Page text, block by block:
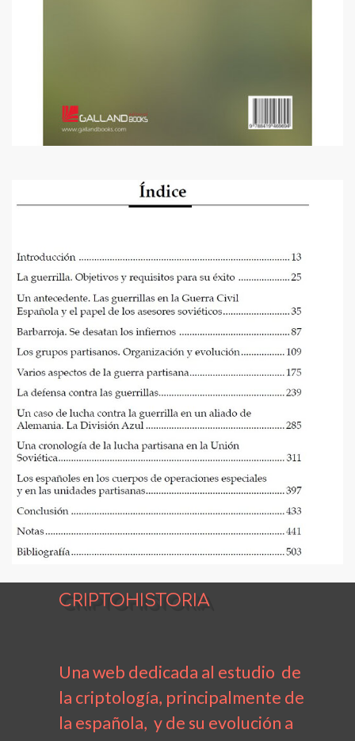
Una web dedicada al estudio de
la criptología, principalmente de
la española, y de su evolución a
CRIPTOHISTORIA